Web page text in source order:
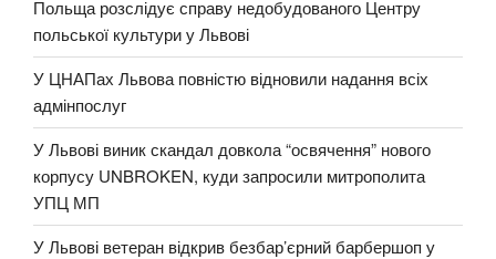
Польща розслідує справу недобудованого Центру
польської культури у Львові
У ЦНАПах Львова повністю відновили надання всіх
адмінпослуг
У Львові виник скандал довкола “освячення” нового
корпусу UNBROKEN, куди запросили митрополита
УПЦ МП
У Львові ветеран відкрив безбар’єрний барбершоп у